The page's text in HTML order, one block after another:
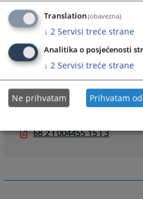
1697
Files
68 2 I 004455 15 I 3
Translation(obavezna)
↓ 2 Servisi treće strane
Analitika o posjećenosti
↓ 2 Servisi treće strane
Ne prihvatam Prihvatam